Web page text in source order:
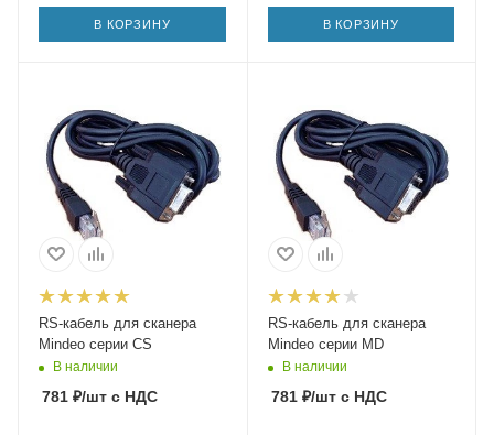
В КОРЗИНУ В КОРЗИНУ
RS-кабель для сканера
Mindeo серии CS
В наличии
781 ₽/шт с НДС
RS-кабель для сканера
Mindeo серии MD
В наличии
781₽/штс НДС